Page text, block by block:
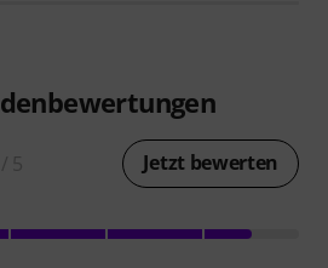
Jetzt bewerten